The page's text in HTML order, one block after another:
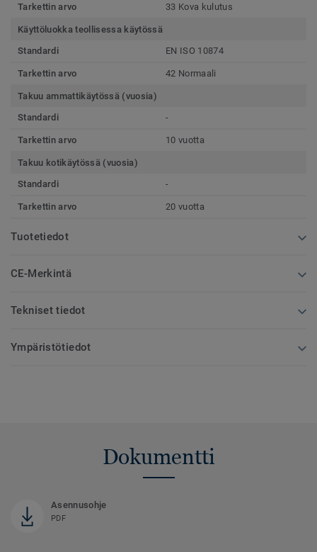
Tarkettin arvo 33 Kova kulutus
Käyttöluokka teollisessa käytössä
Standardi
EN ISO 10874
Tarkettin arvo 42 Normaali
Takuu ammattikäytössä (vuosia)
Standardi
-
Tarkettin arvo 10 vuotta
Takuu kotikäytössä (vuosia)
Standardi
-
Tarkettin arvo 20 vuotta
Tuotetiedot
CE-Merkintä
Tekniset tiedot
Ympäristötiedot
Dokumentti
Asennusohje
PDF